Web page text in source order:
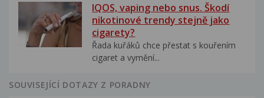
IQOS, vaping nebo snus. Škodí
nikotinové trendy stejně jako
cigarety?
Řada kuřáků chce přestat s kouřením
cigaret a vymění...
SOUVISEJÍCÍ DOTAZY Z PORADNY